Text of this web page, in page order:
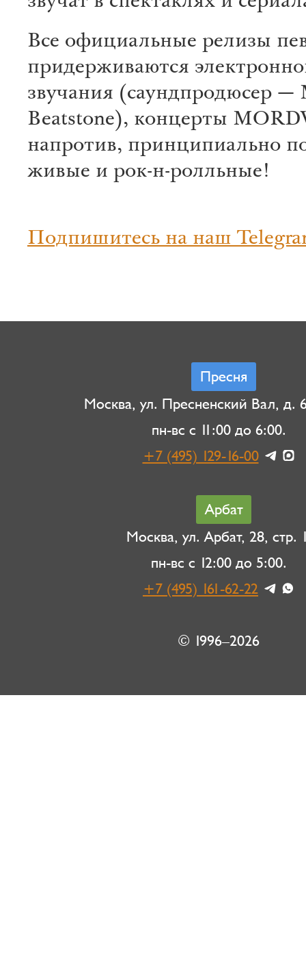
Все официальные релизы
придерживаются
звучания (саундпродюсер —
Beatstone), концерты
напротив, принципиально
живые и рок-н-ролльные!
Подпишитесь на наш
Пресня
Москва, ул. Пресненский Вал, д.
пн-вс с 11:00 до 6:00.
+7 (495) 129-16-00
Арбат
Москва, ул. Арбат, 28, стр.
пн-вс с 12:00 до 5:00.
+7 (495) 161-62-22
© 1996–2026